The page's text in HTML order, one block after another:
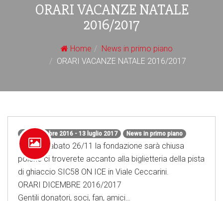
ORARI VACANZE NATALE
2016/2017
Home
News in primo piano
ORARI VACANZE NATALE 2016/2017
24 novembre 2016 - 13 luglio 2017 News in primo piano
Questo sabato 26/11 la fondazione sarà chiusa
poichè ci troverete accanto alla biglietteria della pista
di ghiaccio SIC58 ON ICE in Viale Ceccarini.
ORARI DICEMBRE 2016/2017
Gentili donatori, soci, fan, amici…